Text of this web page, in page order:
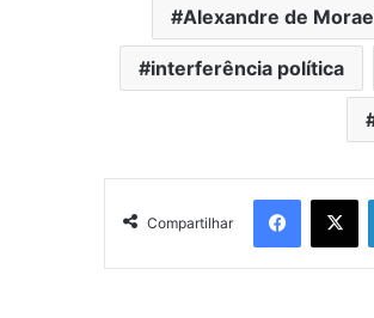
Alexandre de
interferência política
Compartilhar